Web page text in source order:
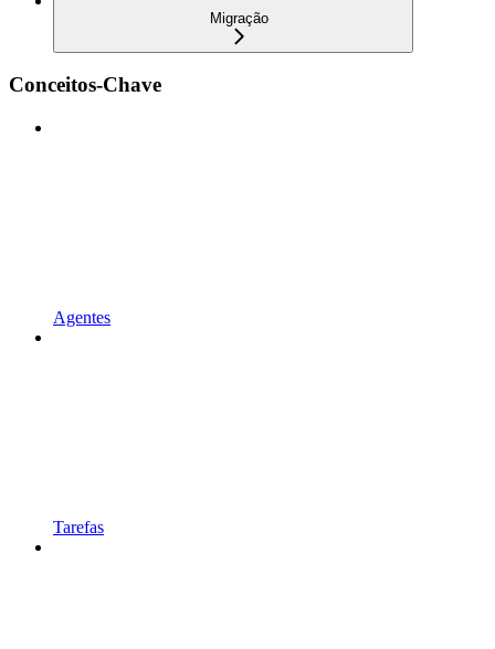
Migração
Conceitos-Chave
Agentes
Tarefas